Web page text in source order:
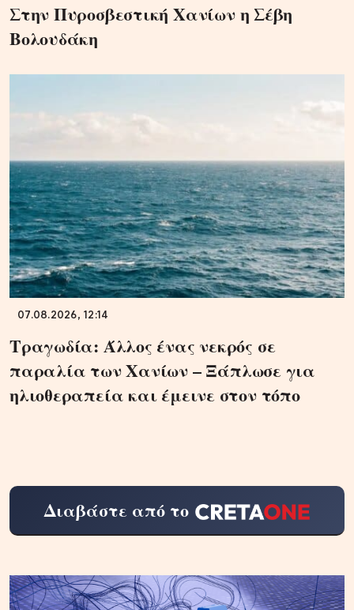
Στην Πυροσβεστική Χανίων η Σέβη
Βολουδάκη
07.08.2026, 12:14
Τραγωδία: Άλλος ένας νεκρός σε
παραλία των Χανίων – Ξάπλωσε για
ηλιοθεραπεία και έμεινε στον τόπο
Διαβάστε από το